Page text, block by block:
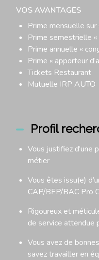
VOS AVANTAGES
Prime mensuelle sur
Prime semestrielle
Prime annuelle «
Prime « apporteur
Tickets Restaurant
Mutuelle IRP AUTO
Profil
Vous justifiez d'une
métier
Vous êtes issu(e)
CAP/BEP/BAC Pro
Rigoureux et
de service attendue
Vous avez de
savez travailler en